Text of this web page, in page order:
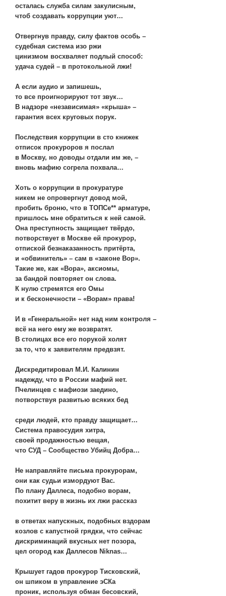
осталась служба силам закулисным,
чтоб создавать коррупции уют…
Отвергнув правду, силу фактов особь –
судебная система изо ржи
цинизмом восхваляет подлый способ:
удача судей – в протокольной лжи!
А если аудио и запишешь,
то все проигнорируют тот звук…
В надзоре «независимая» «крыша» –
гарантия всех круговых порук.
Последствия коррупции в сто книжек
отписок прокуроров я послал
в Москву, но доводы отдали им же, –
вновь мафию согрела похвала…
Хоть о коррупции в прокуратуре
никем не опровергнут довод мой,
пробить броню, что в ТОПСе** арматуре,
пришлось мне обратиться к ней самой.
Она преступность защищает твёрдо,
потворствует в Москве ей прокурор,
отпиской безнаказанность притёрта,
и «обвинитель» – сам в «законе Вор».
Такие же, как «Вора», аксиомы,
за бандой повторяет он слова.
К нулю стремятся его Омы
и к бесконечности – «Ворам» права!
И в «Генеральной» нет над ним контроля –
всё на него ему же возвратят.
В столицах все его порукой холят
за то, что к заявителям предвзят.
Дискредитировал М.И. Калинин
надежду, что в России мафий нет.
Пчелинцев с мафиози заедино,
потворствуя развитью всяких бед
среди людей, кто правду защищает…
Система правосудия хитра,
своей продажностью вещая,
что СУД – Сообщество Убийц Добра…
Не направляйте письма прокурорам,
они как судьи измордуют Вас.
По плану Даллеса, подобно ворам,
похитит веру в жизнь их лжи рассказ
в ответах напускных, подобных вздорам
козлов с капустной грядки, что сейчас
дискриминаций вкусных нет позора,
цел огород как Даллесов Niknas…
Крышует гадов прокурор Тисковский,
он шпиком в управление эСКа
проник, используя обман бесовский,